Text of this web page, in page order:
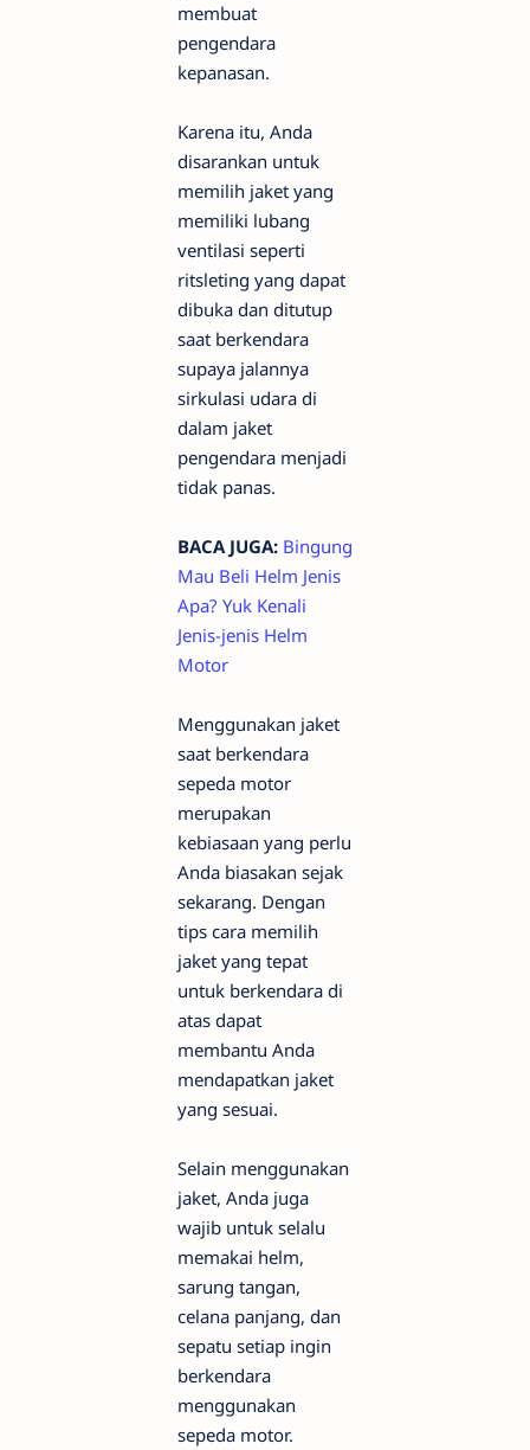
membuat
pengendara
kepanasan.
Karena itu, Anda
disarankan untuk
memilih jaket yang
memiliki lubang
ventilasi seperti
ritsleting yang dapat
dibuka dan ditutup
saat berkendara
supaya jalannya
sirkulasi udara di
dalam jaket
pengendara menjadi
tidak panas.
BACA JUGA: Bingung
Mau Beli Helm Jenis
Apa? Yuk Kenali
Jenis-jenis Helm
Motor
Menggunakan jaket
saat berkendara
sepeda motor
merupakan
kebiasaan yang perlu
Anda biasakan sejak
sekarang. Dengan
tips cara memilih
jaket yang tepat
untuk berkendara di
atas dapat
membantu Anda
mendapatkan jaket
yang sesuai.
Selain menggunakan
jaket, Anda juga
wajib untuk selalu
memakai helm,
sarung tangan,
celana panjang, dan
sepatu setiap ingin
berkendara
menggunakan
sepeda motor.